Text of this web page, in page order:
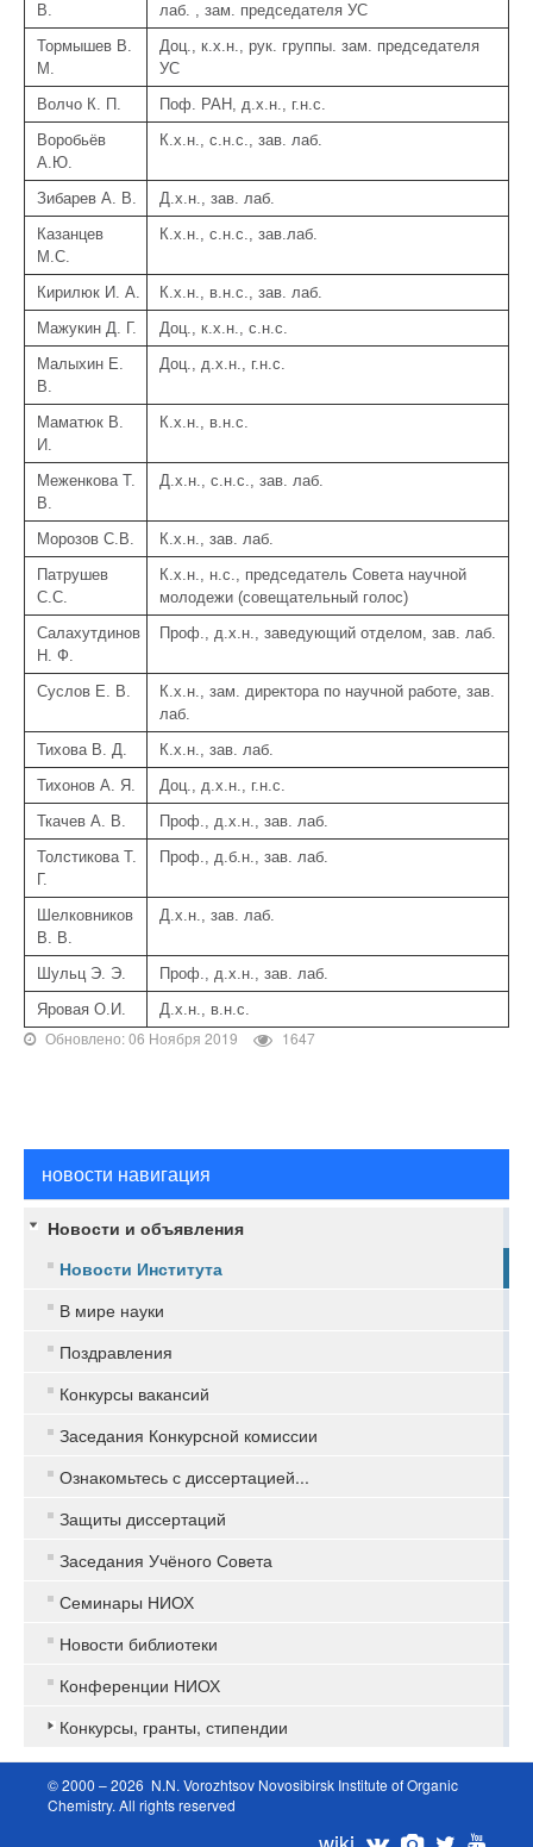
В.
лаб. , зам. председателя УС
Тормышев В.
М.
Доц., к.х.н., рук. группы. зам. председателя
УС
Волчо К. П.
Поф. РАН, д.х.н., г.н.с.
Воробьёв
А.Ю.
К.х.н., с.н.с., зав. лаб.
Зибарев А. В.
Д.х.н., зав. лаб.
Казанцев
М.С.
К.х.н., с.н.с., зав.лаб.
Кирилюк И. А.
К.х.н., в.н.с., зав. лаб.
Мажукин Д. Г.
Доц., к.х.н., с.н.с.
Малыхин Е.
В.
Доц., д.х.н., г.н.с.
Маматюк В.
И.
К.х.н., в.н.с.
Меженкова Т.
В.
Д.х.н., с.н.с., зав. лаб.
Морозов С.В.
К.х.н., зав. лаб.
Патрушев
С.С.
К.х.н., н.с., председатель Совета научной
молодежи (совещательный голос)
Салахутдинов
Н. Ф.
Проф., д.х.н., заведующий отделом, зав. лаб.
Суслов Е. В.
К.х.н., зам. директора по научной работе, зав.
лаб.
Тихова В. Д.
К.х.н., зав. лаб.
Тихонов А. Я.
Доц., д.х.н., г.н.с.
Ткачев А. В.
Проф., д.х.н., зав. лаб.
Толстикова Т.
Г.
Проф., д.б.н., зав. лаб.
Шелковников
В. В.
Д.х.н., зав. лаб.
Шульц Э. Э.
Проф., д.х.н., зав. лаб.
Яровая О.И.
Д.х.н., в.н.с.
Обновлено: 06 Ноября 2019 1647
новости навигация
Новости и объявления
Новости Института
В мире науки
Поздравления
Конкурсы вакансий
Заседания Конкурсной комиссии
Ознакомьтесь с диссертацией...
Защиты диссертаций
Заседания Учёного Совета
Семинары НИОХ
Новости библиотеки
Конференции НИОХ
Конкурсы, гранты, стипендии
© 2000 – 2026 N.N. Vorozhtsov Novosibirsk Institute of Organic
Chemistry. All rights reserved